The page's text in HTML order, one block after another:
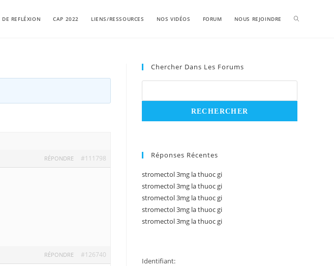
REFLÉXION CAP 2022 LIENS/RESSOURCES NOS VIDÉOS FORUM NOUS REJOINDRE
#111798
RÉPONDRE
#126740
RÉPONDRE
Chercher Dans Les Forums
Réponses Récentes
stromectol 3mg la thuoc gi
stromectol 3mg la thuoc gi
stromectol 3mg la thuoc gi
stromectol 3mg la thuoc gi
stromectol 3mg la thuoc gi
Identifiant: